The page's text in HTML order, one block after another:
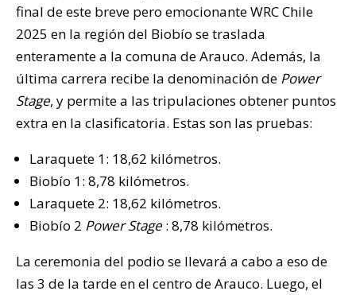
final de este breve pero emocionante WRC Chile
2025 en la región del Biobío se traslada
enteramente a la comuna de Arauco. Además, la
última carrera recibe la denominación de Power
Stage, y permite a las tripulaciones obtener puntos
extra en la clasificatoria. Estas son las pruebas:
Laraquete 1: 18,62 kilómetros.
Biobío 1: 8,78 kilómetros.
Laraquete 2: 18,62 kilómetros.
Biobío 2 Power Stage: 8,78 kilómetros.
La ceremonia del podio se llevará a cabo a eso de
las 3 de la tarde en el centro de Arauco. Luego, el